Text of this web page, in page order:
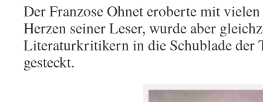
Der Franzose Ohnet eroberte mit
Herzen seiner Leser, wurde aber
Literaturkritikern in die Schublade
gesteckt.